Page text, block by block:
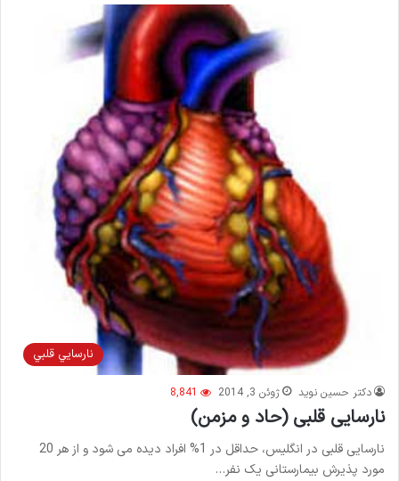
نارسايي قلبي
دکتر حسین نوید ژوئن 3, 2014 8,841
نارسایی قلبی (حاد و مزمن)
نارسایی قلبی در انگلیس، حداقل در 1% افراد دیده می شود و از هر 20
مورد پذیرش بیمارستانی یک نفر…